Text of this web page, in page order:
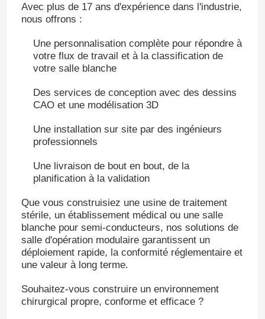
Panneaux "sandwich" de mur
douche d'air d'acier inoxydable
Boîte de passage d'acier inoxydable
Unité de filtre de ventilateur
Évier médical d'acier inoxydable
Cabinet médical d'acier inoxydable
air manipulant l'unité
Avec plus de 17 ans d'expérience dans l'industrie,
nous offrons :
Une personnalisation complète pour répondre à
votre flux de travail et à la classification de
votre salle blanche
Des services de conception avec des dessins
CAO et une modélisation 3D
Une installation sur site par des ingénieurs
professionnels
Une livraison de bout en bout, de la
planification à la validation
Que vous construisiez une usine de traitement
stérile, un établissement médical ou une salle
blanche pour semi-conducteurs, nos solutions de
salle d'opération modulaire garantissent un
déploiement rapide, la conformité réglementaire et
une valeur à long terme.
Souhaitez-vous construire un environnement
chirurgical propre, conforme et efficace ?